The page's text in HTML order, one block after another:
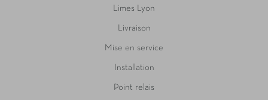
Limes Lyon
Livraison
Mise en service
Installation
Point relais